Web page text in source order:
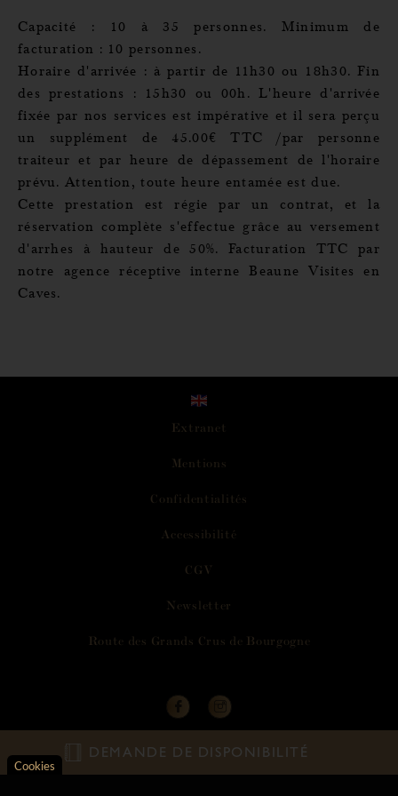
Cookies
DEMANDE DE DISPONIBILITÉ
Capacité : 10 à 35 personnes. Minimum de
facturation : 10 personnes.
Horaire d'arrivée : à partir de 11h30 ou 18h30. Fin
des prestations : 15h30 ou 00h. L'heure d'arrivée
fixée par nos services est impérative et il sera perçu
un supplément de 45.00€ TTC /par personne
traiteur et par heure de dépassement de l'horaire
prévu. Attention, toute heure entamée est due.
Cette prestation est régie par un contrat, et la
réservation complète s'effectue grâce au versement
d'arrhes à hauteur de 50%. Facturation TTC par
notre agence réceptive interne Beaune Visites en
Caves.
Extranet
Me n t ions
Confide n t iali t é s
Acce ssibili t é
CG V
N e wsle t t e r
Rou t e de s Grands Crus de Bourgogne
L’abus d’alcool est dangereux pour la santé. A consommer avec modération. -